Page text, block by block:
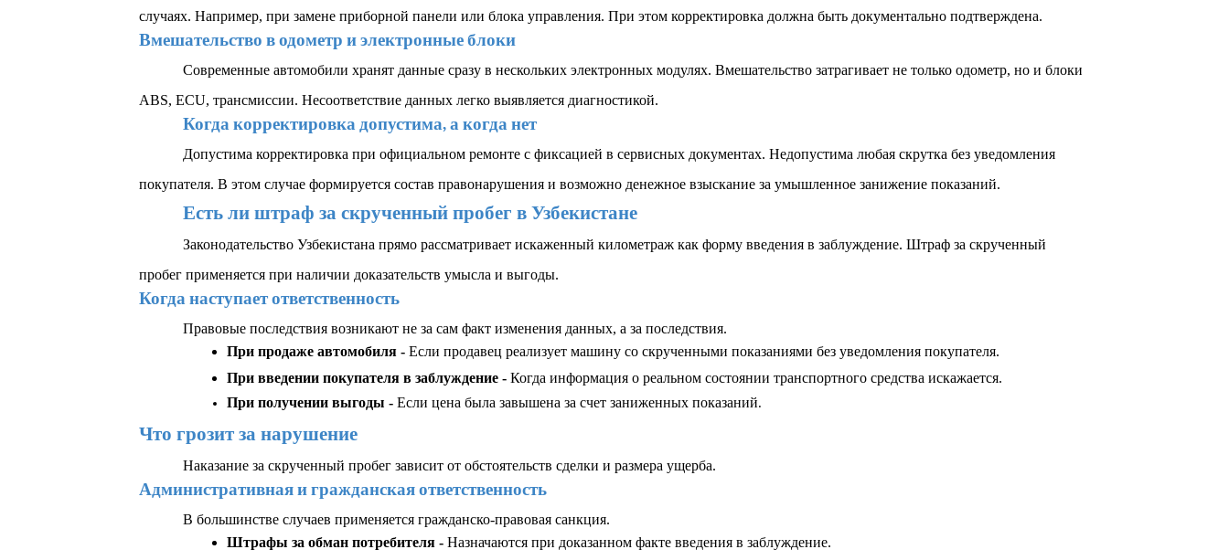
случаях. Например, при замене приборной панели или блока управления. При этом корректировка должна быть документально подтверждена.
Вмешательство в одометр и электронные блоки
Современные автомобили хранят данные сразу в нескольких электронных модулях. Вмешательство затрагивает не только одометр, но и блоки
ABS, ECU, трансмиссии. Несоответствие данных легко выявляется диагностикой.
Когда корректировка допустима, а когда нет
Допустима корректировка при официальном ремонте с фиксацией в сервисных документах. Недопустима любая скрутка без уведомления
покупателя. В этом случае формируется состав правонарушения и возможно денежное взыскание за умышленное занижение показаний.
Есть ли штраф за скрученный пробег в Узбекистане
Законодательство Узбекистана прямо рассматривает искаженный километраж как форму введения в заблуждение. Штраф за скрученный
пробег применяется при наличии доказательств умысла и выгоды.
Когда наступает ответственность
Правовые последствия возникают не за сам факт изменения данных, а за последствия.
При продаже автомобиля - Если продавец реализует машину со скрученными показаниями без уведомления покупателя.
При введении покупателя в заблуждение - Когда информация о реальном состоянии транспортного средства искажается.
При получении выгоды - Если цена была завышена за счет заниженных показаний.
Что грозит за нарушение
Наказание за скрученный пробег зависит от обстоятельств сделки и размера ущерба.
Административная и гражданская ответственность
В большинстве случаев применяется гражданско-правовая санкция.
Штрафы за обман потребителя - Назначаются при доказанном факте введения в заблуждение.